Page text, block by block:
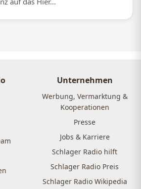
Unternehmen
Werbung, Vermarktung &
Kooperationen
Presse
Jobs & Karriere
Schlager Radio hilft
Schlager Radio Preis
Schlager Radio Wikipedia